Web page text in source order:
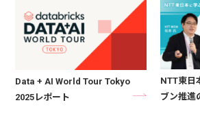
Data + AI World Tour Tokyo
2025レポート
NTT東日
ブン推進